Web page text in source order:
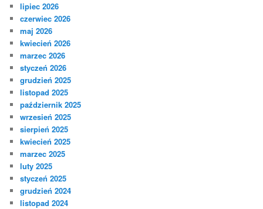
lipiec 2026
czerwiec 2026
maj 2026
kwiecień 2026
marzec 2026
styczeń 2026
grudzień 2025
listopad 2025
październik 2025
wrzesień 2025
sierpień 2025
kwiecień 2025
marzec 2025
luty 2025
styczeń 2025
grudzień 2024
listopad 2024